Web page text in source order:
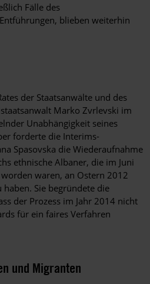
Fälle des
blieben weiterhin
der Staatsanwälte und des
Marko Zvrlevski im
Unabhängigkeit seines
forderte die Interims-
Spasovska die Wiederaufnahme
ethnische Albaner, die im Juni
waren, an Ostern 2012
Sie begründete die
der Prozess im Jahr 2014 nicht
für ein faires Verfahren
und Migranten